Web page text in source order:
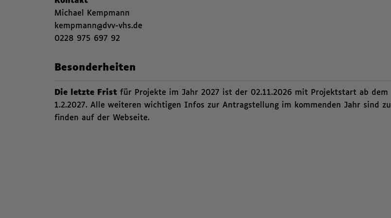
Michael Kempmann
kempmann@dvv-vhs.de
0228 975 697 92
Besonderheiten
Die letzte Frist für Projekte im Jahr 2027 ist der 02.11.2026 mit Projektstart ab dem
1.2.2027. Alle weiteren wichtigen Infos zur Antragstellung im kommenden Jahr sind zu
finden auf der Webseite.